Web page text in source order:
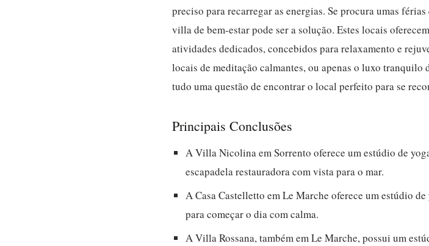
preciso para recarregar as energias. Se procura umas
villa de bem-estar pode ser a solução. Estes locais
atividades dedicados, concebidos para relaxamento e
locais de meditação calmantes, ou apenas o luxo
tudo uma questão de encontrar o local perfeito para se
Principais Conclusões
A Villa Nicolina em Sorrento oferece um estúdio de
escapadela restauradora com vista para o mar.
A Casa Castelletto em Le Marche oferece um estúdio
para começar o dia com calma.
A Villa Rossana, também em Le Marche, possui um